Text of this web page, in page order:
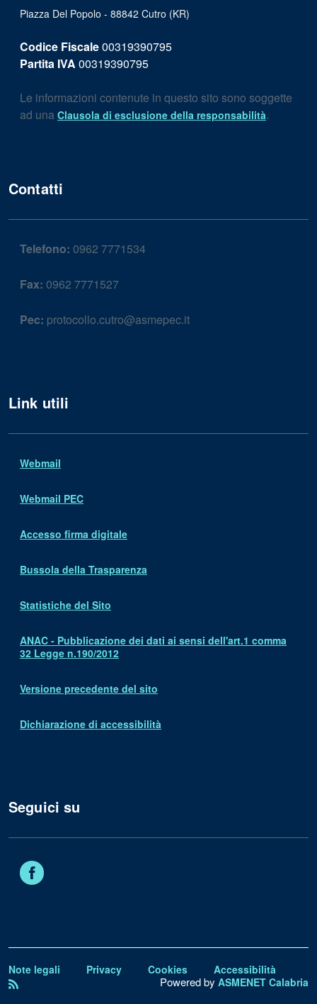
Piazza Del Popolo - 88842 Cutro (KR)
Codice Fiscale00319390795
Partita IVA 00319390795
Le informazioni contenute in questo sito sono soggette
ad una Clausola di esclusione della responsabilità.
Contatti
Telefono: 0962 7771534
Fax: 0962 7771527
Pec: protocollo.cutro@asmepec.it
Link utili
Webmail
Webmail PEC
Accesso firma digitale
Bussola della Trasparenza
Statistiche del Sito
ANAC - Pubblicazione dei dati ai sensi dell'art.1 comma
32 Legge n.190/2012
Versione precedente del sito
Dichiarazione di accessibilità
Seguici su
Note legali Privacy Cookies Accessibilità
Powered by ASMENET Calabria